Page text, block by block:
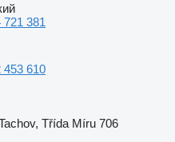
721 381
453 610
Třída Míru 706